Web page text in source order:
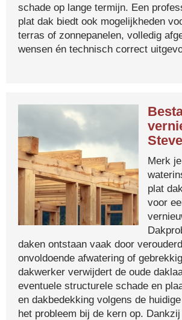
schade op lange termijn. Een
plat dak biedt ook mogelijkheden
terras of zonnepanelen, volledig
wensen én technisch correct
Merk
plat
voor
daken ontstaan vaak door
onvoldoende afwatering of
dakwerker verwijdert de oude
eventuele structurele schade en
en dakbedekking volgens de
het probleem bij de kern op.